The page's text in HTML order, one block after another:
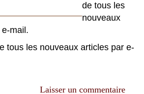
de tous les
nouveaux
mail.
tous les nouveaux articles par e-